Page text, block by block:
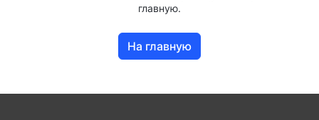
главную.
На главную